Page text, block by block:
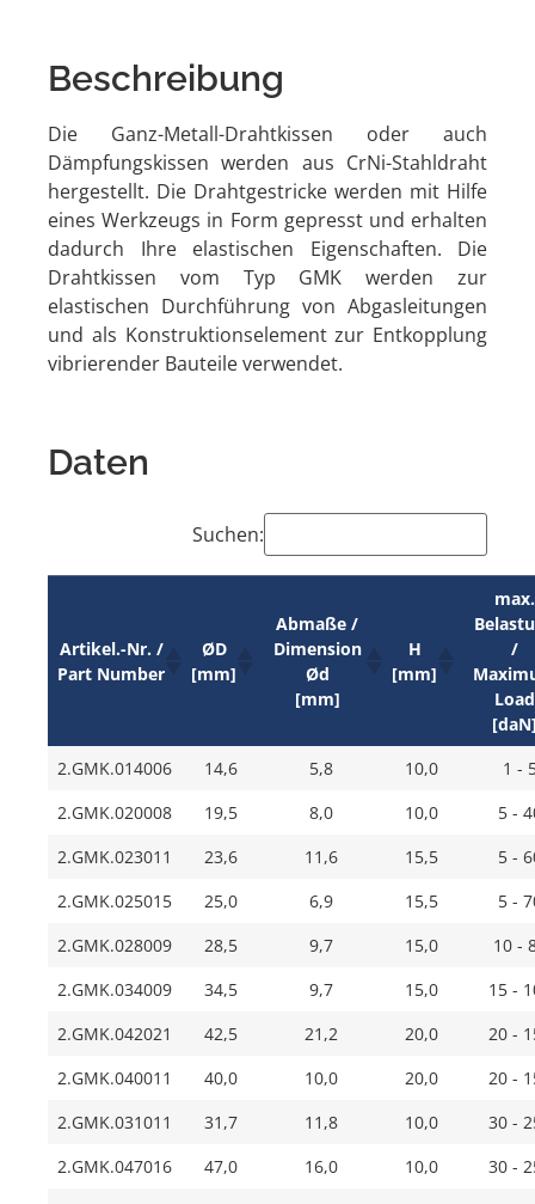
Beschreibung
Die Ganz-Metall-Drahtkissen oder auch
Dämpfungskissen werden aus CrNi-Stahldraht
hergestellt. Die Drahtgestricke werden mit Hilfe
eines Werkzeugs in Form gepresst und erhalten
dadurch Ihre elastischen Eigenschaften. Die
Drahtkissen vom Typ GMK werden zur
elastischen Durchführung von Abgasleitungen
und als Konstruktionselement zur Entkopplung
vibrierender Bauteile verwendet.
Daten
Suchen:
Artikel.-Nr. /
Part Number
ØD
[mm]
Abmaße /
Dimension
Ød
[mm]
H
[mm]
max.
/
Load
2.GMK.014006
14,6 5,8 10,0
1 -
2.GMK.020008
19,5 8,0 10,0
5 -
2.GMK.023011
23,6 11,6 15,5
5 -
2.GMK.025015
25,0 6,9 15,5
5 -
2.GMK.028009
28,5 9,7 15,0
10 -
2.GMK.034009
34,5 9,7 15,0
15 -
2.GMK.042021
42,5 21,2 20,0
20 -
2.GMK.040011
40,0 10,0 20,0
20 -
2.GMK.031011
31,7 11,8 10,0
30 -
2.GMK.047016
47,0 16,0 10,0
30 -